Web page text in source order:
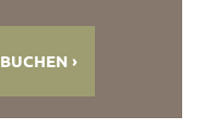
BUCHEN